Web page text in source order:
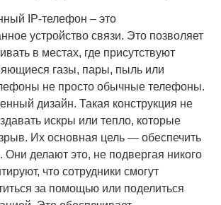
IP-телефон – это
устройство связи. Это позволяет
в местах, где присутствуют
газы, пары, пыль или
не просто обычные телефоны.
дизайн. Такая конструкция не
искры или тепло, которые
Их основная цель — обеспечить
Они делают это, не подвергая никого
что сотрудники смогут
за помощью или поделиться